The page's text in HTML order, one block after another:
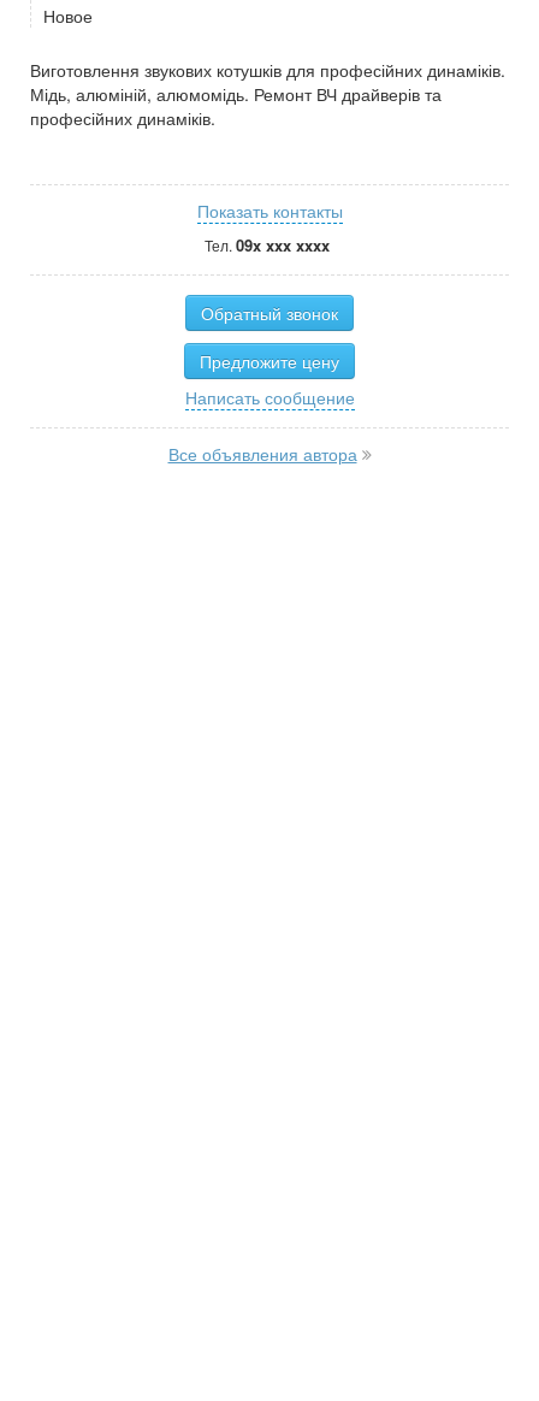
Новое
Виготовлення звукових котушків для професійних динаміків.
Мідь, алюміній, алюмомідь. Ремонт ВЧ драйверів та
професійних динаміків.
Показать контакты
Тел. 09x xxx xxxx
Обратный звонок
Предложите цену
Написать сообщение
Все объявления автора